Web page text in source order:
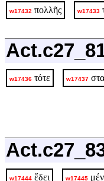
w17432 πολλῆς w17433
w17436 τότε w17437
w17444 ἔδει w17445 μέν